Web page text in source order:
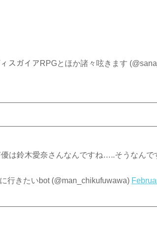
スガイアRPGとほか諸々呟きます
優は鈴木愛奈さんなんですね…..そうなん
行きたいbot (@man_chikufuwawa)